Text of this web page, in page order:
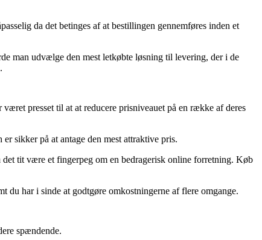
da det betinges af at bestillingen gennemføres inden et
man udvælge den mest letkøbte løsning til levering, der i de
presset til at at reducere prisniveauet på en række af deres
sikker på at antage den mest attraktive pris.
tit være et fingerpeg om en bedragerisk online forretning. Køb
har i sinde at godtgøre omkostningerne af flere omgange.
spændende.